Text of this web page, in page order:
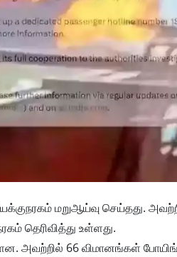
மறுஆய்வு செய்தது.
தெரிவித்து உள்ளது.
அவற்றில் 66 விமானங்கள்